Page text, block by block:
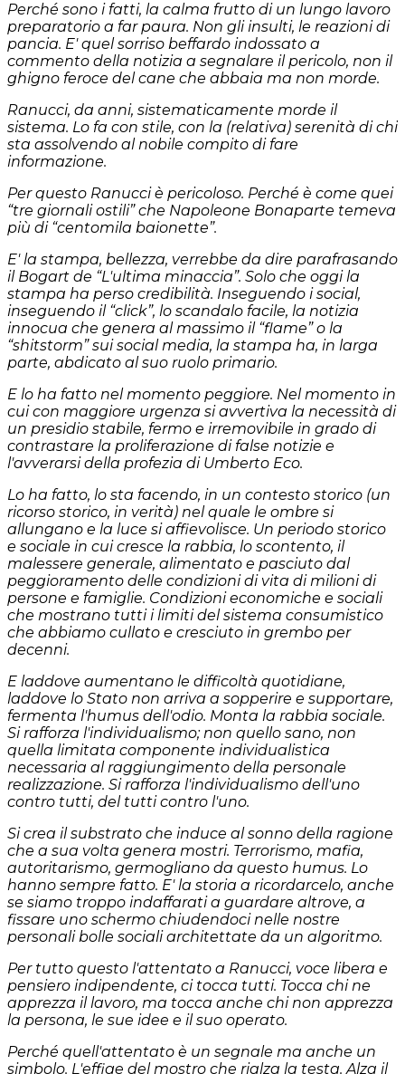
Perché sono i fatti, la calma frutto di un lungo lavoro
preparatorio a far paura. Non gli insulti, le reazioni di
pancia. E' quel sorriso beffardo indossato a
commento della notizia a segnalare il pericolo, non il
ghigno feroce del cane che abbaia ma non morde.
Ranucci, da anni, sistematicamente morde il
sistema. Lo fa con stile, con la (relativa) serenità di chi
sta assolvendo al nobile compito di fare
informazione.
Per questo Ranucci è pericoloso. Perché è come quei
“tre giornali ostili” che Napoleone Bonaparte temeva
più di “centomila baionette”.
E' la stampa, bellezza, verrebbe da dire parafrasando
il Bogart de “L'ultima minaccia”. Solo che oggi la
stampa ha perso credibilità. Inseguendo i social,
inseguendo il “click”, lo scandalo facile, la notizia
innocua che genera al massimo il “flame” o la
“shitstorm” sui social media, la stampa ha, in larga
parte, abdicato al suo ruolo primario.
E lo ha fatto nel momento peggiore. Nel momento in
cui con maggiore urgenza si avvertiva la necessità di
un presidio stabile, fermo e irremovibile in grado di
contrastare la proliferazione di false notizie e
l'avverarsi della profezia di Umberto Eco.
Lo ha fatto, lo sta facendo, in un contesto storico (un
ricorso storico, in verità) nel quale le ombre si
allungano e la luce si affievolisce. Un periodo storico
e sociale in cui cresce la rabbia, lo scontento, il
malessere generale, alimentato e pasciuto dal
peggioramento delle condizioni di vita di milioni di
persone e famiglie. Condizioni economiche e sociali
che mostrano tutti i limiti del sistema consumistico
che abbiamo cullato e cresciuto in grembo per
decenni.
E laddove aumentano le difficoltà quotidiane,
laddove lo Stato non arriva a sopperire e supportare,
fermenta l'humus dell'odio. Monta la rabbia sociale.
Si rafforza l'individualismo; non quello sano, non
quella limitata componente individualistica
necessaria al raggiungimento della personale
realizzazione. Si rafforza l'individualismo dell'uno
contro tutti, del tutti contro l'uno.
Si crea il substrato che induce al sonno della ragione
che a sua volta genera mostri. Terrorismo, mafia,
autoritarismo, germogliano da questo humus. Lo
hanno sempre fatto. E' la storia a ricordarcelo, anche
se siamo troppo indaffarati a guardare altrove, a
fissare uno schermo chiudendoci nelle nostre
personali bolle sociali architettate da un algoritmo.
Per tutto questo l'attentato a Ranucci, voce libera e
pensiero indipendente, ci tocca tutti. Tocca chi ne
apprezza il lavoro, ma tocca anche chi non apprezza
la persona, le sue idee e il suo operato.
Perché quell'attentato è un segnale ma anche un
simbolo. L'effige del mostro che rialza la testa. Alza il